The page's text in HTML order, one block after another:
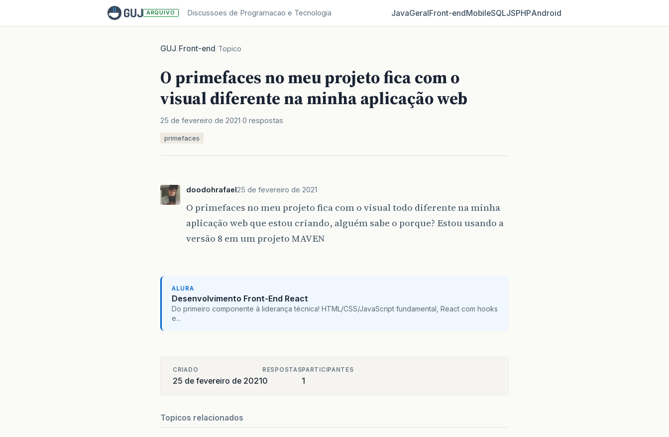
ARQUIVO Discussoes de Programacao e Tecnologia JavaGeralFront‑endMobileSQLJSPHPAndroid
GUJ/Front-end/Topico
O primefaces no meu projeto fica com o
visual diferente na minha aplicação web
25 de fevereiro de 2021 0 respostas
primefaces
doodohrafael25 de fevereiro de 2021
O primefaces no meu projeto fica com o visual todo diferente na minha
aplicação web que estou criando, alguém sabe o porque? Estou usando a
versão 8 em um projeto MAVEN
ALURA
Desenvolvimento Front-End React
Do primeiro componente à liderança técnica! HTML/CSS/JavaScript fundamental, React com hooks
e...
CRIADO
25 de fevereiro de 2021
RESPOSTAS
0
PARTICIPANTES
1
Topicos relacionados